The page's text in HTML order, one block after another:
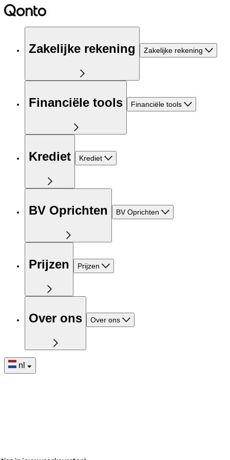
Zakelijke rekening Zakelijke rekening
Financiële tools Financiële tools
Krediet Krediet
BV Oprichten BV Oprichten
Prijzen Prijzen
Over ons Over ons
nl